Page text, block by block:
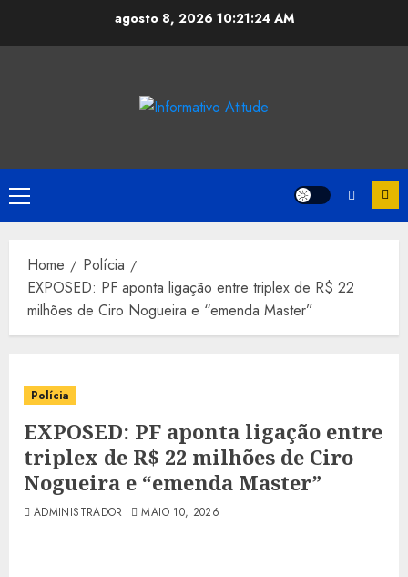
agosto 8, 2026 10:21:25 AM
Primary
Menu
Home
Polícia
EXPOSED: PF aponta ligação entre triplex de R$ 22
milhões de Ciro Nogueira e “emenda Master”
Polícia
EXPOSED: PF aponta ligação entre
triplex de R$ 22 milhões de Ciro
Nogueira e “emenda Master”
ADMINISTRADOR MAIO 10, 2026